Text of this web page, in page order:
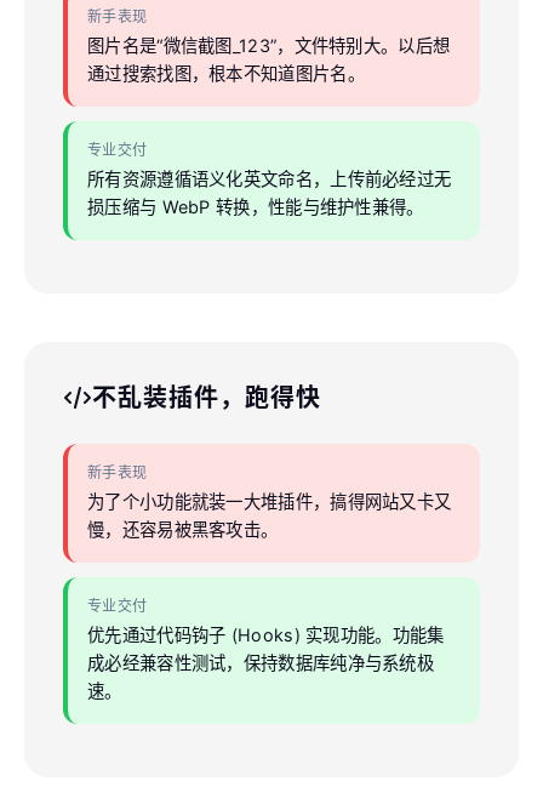
新手表现
图片名是“微信截图_123”，文件特别大。以后想
通过搜索找图，根本不知道图片名。
专业交付
所有资源遵循语义化英文命名，上传前必经过无
损压缩与 WebP 转换，性能与维护性兼得。
不乱装插件，跑得快
新手表现
为了个小功能就装一大堆插件，搞得网站又卡又
慢，还容易被黑客攻击。
专业交付
优先通过代码钩子 (Hooks) 实现功能。功能集
成必经兼容性测试，保持数据库纯净与系统极
速。